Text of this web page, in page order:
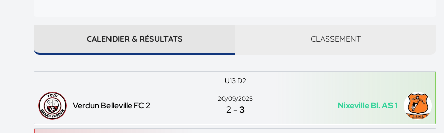
CALENDIER & RÉSULTATS CLASSEMENT
U13 D2
Verdun Belleville FC 2
20/09/2025
2 -3 Nixeville Bl. AS 1